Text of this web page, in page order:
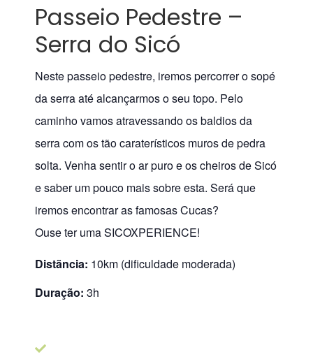
Passeio Pedestre –
Serra do Sicó
Neste passeio pedestre, iremos percorrer o sopé
da serra até alcançarmos o seu topo. Pelo
caminho vamos atravessando os baldios da
serra com os tão caraterísticos muros de pedra
solta. Venha sentir o ar puro e os cheiros de Sicó
e saber um pouco mais sobre esta. Será que
iremos encontrar as famosas Cucas?
Ouse ter uma SICOXPERIENCE!
Distãncia: 10km (dificuldade moderada)
Duração: 3h